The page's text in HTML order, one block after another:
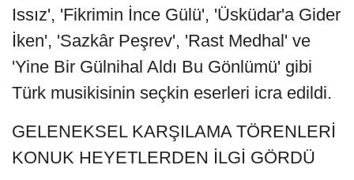
Issız', 'Fikrimin İnce Gülü', 'Üsküdar'a Gider
İken', 'Sazkâr Peşrev', 'Rast Medhal' ve
'Yine Bir Gülnihal Aldı Bu Gönlümü' gibi
Türk musikisinin seçkin eserleri icra edildi.
GELENEKSEL KARŞILAMA TÖRENLERİ
KONUK HEYETLERDEN İLGİ GÖRDÜ